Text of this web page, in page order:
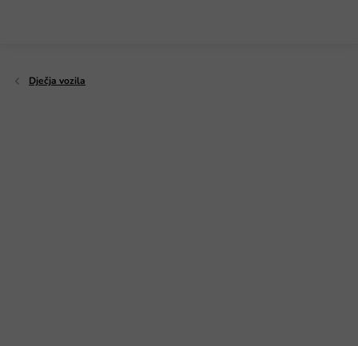
Dječja vozila